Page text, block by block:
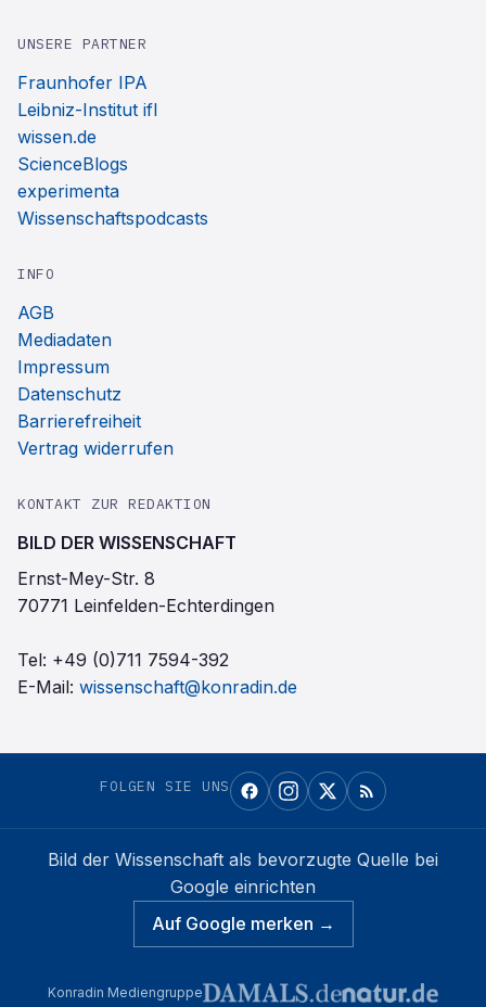
UNSERE PARTNER
Fraunhofer IPA
Leibniz-Institut ifl
wissen.de
ScienceBlogs
experimenta
Wissenschaftspodcasts
INFO
AGB
Mediadaten
Impressum
Datenschutz
Barrierefreiheit
Vertrag widerrufen
KONTAKT ZUR REDAKTION
BILD DER WISSENSCHAFT
Ernst-Mey-Str. 8
70771 Leinfelden-Echterdingen
Tel: +49 (0)711 7594-392
E-Mail: wissenschaft@konradin.de
FOLGEN SIE UNS
Bild der Wissenschaft als bevorzugte Quelle bei
Google einrichten
Auf Google merken →
Konradin Mediengruppe